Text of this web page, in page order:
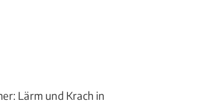
Lärm und Krach in